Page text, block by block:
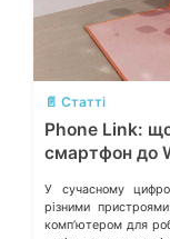
📄 Статті
Phone Link:
смартфон до
У сучасному
різними
компʼютером для